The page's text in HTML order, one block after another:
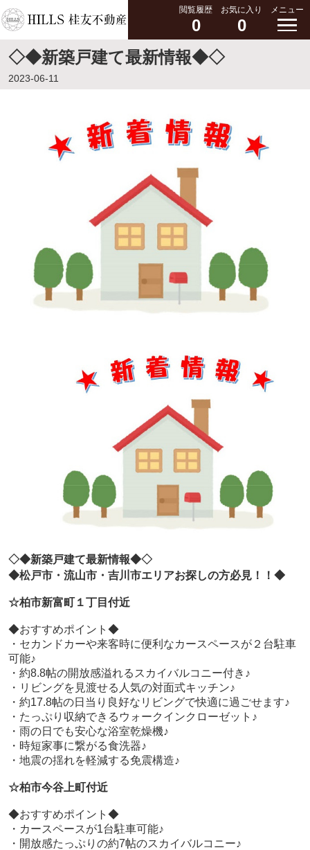
閲覧履歴
0
お気に入り
0
メニュー
◇◆新築戸建て最新情報◆◇
2023-06-11
◇◆新築戸建て最新情報◆◇
◆松戸市・流山市・吉川市エリアお探しの方必見！！◆
☆柏市新富町１丁目付近
◆おすすめポイント◆
・セカンドカーや来客時に便利なカースペースが２台駐車
可能♪
・約8.8帖の開放感溢れるスカイバルコニー付き♪
・リビングを見渡せる人気の対面式キッチン♪
・約17.8帖の日当り良好なリビングで快適に過ごせます♪
・たっぷり収納できるウォークインクローゼット♪
・雨の日でも安心な浴室乾燥機♪
・時短家事に繋がる食洗器♪
・地震の揺れを軽減する免震構造♪
☆柏市今谷上町付近
◆おすすめポイント◆
・カースペースが1台駐車可能♪
・開放感たっぷりの約7帖のスカイバルコニー♪